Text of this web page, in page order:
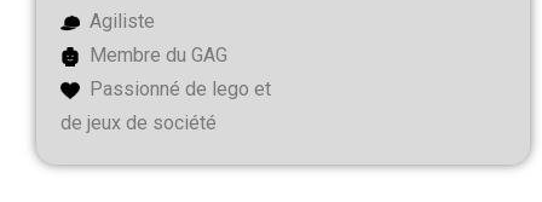
Agiliste
Membre du GAG
Passionné de lego et
de jeux de société